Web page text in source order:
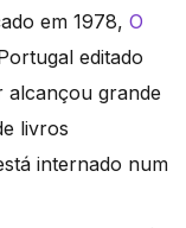
em 1978, O
editado
alcançou grande
livros
internado num